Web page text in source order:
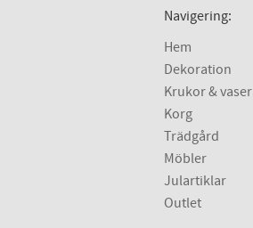
Navigering:
Hem
Dekoration
Krukor & vaser
Korg
Trädgård
Möbler
Julartiklar
Outlet